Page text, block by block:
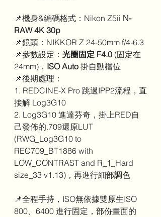
📌機身&編碼格式：Nikon Z5ii N-
RAW 4K 30p
📌鏡頭：NIKKOR Z 24-50mm f/4-6.3
📌參數設定： 光圈固定 F4.0 (固定在
24mm)， ISO Auto 掛自動檔位
📌後期處理：
1. REDCINE-X Pro 跳過IPP2流程，直
接解 Log3G10
2. Log3G10 進達芬奇，掛上RED自
己發佈的.709還原LUT
(RWG_Log3G10 to
REC709_BT1886 with
LOW_CONTRAST and R_1_Hard
size_33 v1.13)，再進行細部調色
📌全程手持，ISO無依據雙原生ISO
800、6400 進行固定，部份畫面的